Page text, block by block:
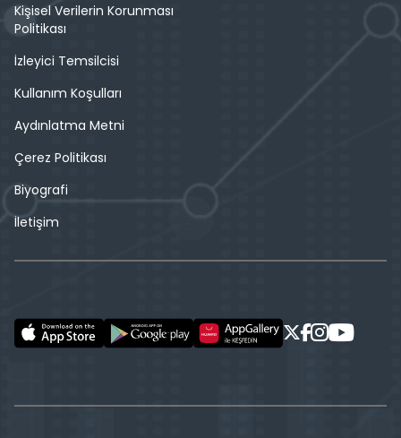
Kişisel Verilerin Korunması
Politikası
İzleyici Temsilcisi
Kullanım Koşulları
Aydınlatma Metni
Çerez Politikası
Biyografi
İletişim